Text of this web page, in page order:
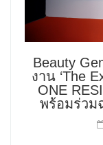
Beauty
งาน ‘The
ONE
พร้อมร่วม